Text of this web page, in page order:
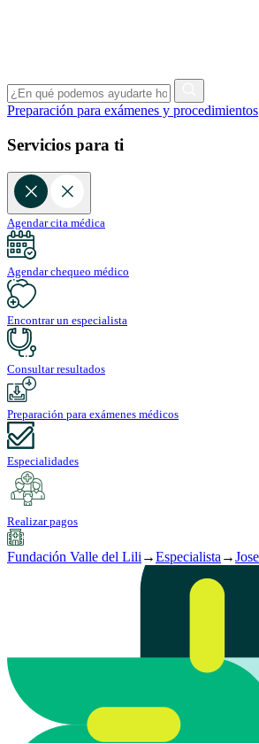
Preparación para exámenes y procedimientos
Servicios para ti
Agendar cita médica
Agendar chequeo médico
Encontrar un especialista
Consultar resultados
Preparación para exámenes médicos
Especialidades
Realizar pagos
Fundación Valle del Lili →Especialista →